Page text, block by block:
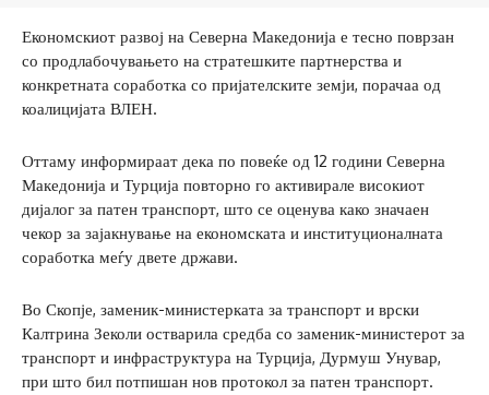
Економскиот развој на Северна Македонија е тесно поврзан
со продлабочувањето на стратешките партнерства и
конкретната соработка со пријателските земји, порачаа од
коалицијата ВЛЕН.
Оттаму информираат дека по повеќе од 12 години Северна
Македонија и Турција повторно го активирале високиот
дијалог за патен транспорт, што се оценува како значаен
чекор за зајакнување на економската и институционалната
соработка меѓу двете држави.
Во Скопје, заменик-министерката за транспорт и врски
Калтрина Зеколи остварила средба со заменик-министерот за
транспорт и инфраструктура на Турција, Дурмуш Унувар,
при што бил потпишан нов протокол за патен транспорт.